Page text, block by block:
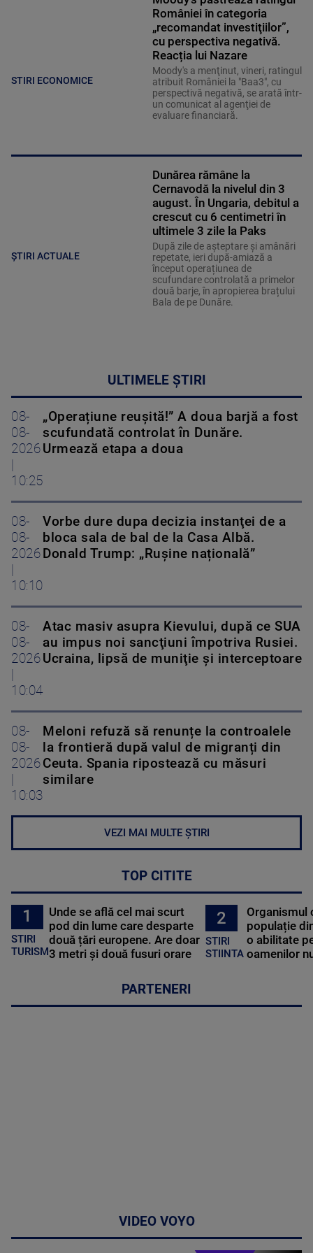
STIRI ECONOMICE
României în categoria
„recomandat investiţiilor”,
cu perspectiva negativă.
Reacția lui Nazare
Moody's a menţinut, vineri, ratingul
atribuit României la "Baa3", cu
perspectivă negativă, se arată într-
un comunicat al agenţiei de
evaluare financiară.
ȘTIRI ACTUALE
Dunărea rămâne la
Cernavodă la nivelul din 3
august. În Ungaria, debitul a
crescut cu 6 centimetri în
ultimele 3 zile la Paks
După zile de așteptare și amânări
repetate, ieri după-amiază a
început operațiunea de
scufundare controlată a primelor
două barje, în apropierea brațului
Bala de pe Dunăre.
ULTIMELE ȘTIRI
08-
08-
2026
10:25
„Operațiune reușită!” A doua barjă a fost
scufundată controlat în Dunăre.
Urmează etapa a doua
08-
08-
2026
10:10
Vorbe dure dupa decizia instanţei de a
bloca sala de bal de la Casa Albă.
Donald Trump: „Rușine națională”
08-
08-
2026
10:04
Atac masiv asupra Kievului, după ce SUA
au impus noi sancţiuni împotriva Rusiei.
Ucraina, lipsă de muniţie şi interceptoare
08-
08-
2026
10:03
Meloni refuză să renunțe la controalele
la frontieră după valul de migranți din
Ceuta. Spania ripostează cu măsuri
similare
VEZI MAI MULTE ȘTIRI
TOP CITITE
1
STIRI
TURISM
Unde se află cel mai scurt
pod din lume care desparte
două țări europene. Are doar
3 metri și două fusuri orare
2
STIRI
STIINTA
Organismul
populație
o abilitate
oamenilor
PARTENERI
VIDEO VOYO